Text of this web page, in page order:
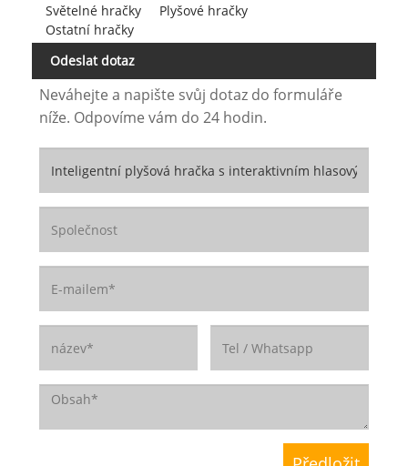
Světelné hračky
Plyšové hračky
Ostatní hračky
Odeslat dotaz
Neváhejte a napište svůj dotaz do formuláře
níže. Odpovíme vám do 24 hodin.